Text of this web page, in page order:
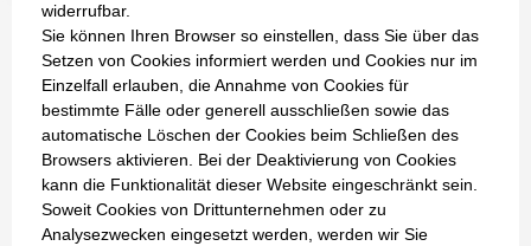
widerrufbar.
Sie können Ihren Browser so einstellen, dass Sie über das
Setzen von Cookies informiert werden und Cookies nur im
Einzelfall erlauben, die Annahme von Cookies für
bestimmte Fälle oder generell ausschließen sowie das
automatische Löschen der Cookies beim Schließen des
Browsers aktivieren. Bei der Deaktivierung von Cookies
kann die Funktionalität dieser Website eingeschränkt sein.
Soweit Cookies von Drittunternehmen oder zu
Analysezwecken eingesetzt werden, werden wir Sie